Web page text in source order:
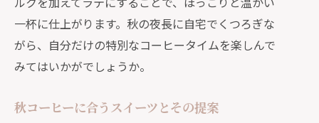
一杯に仕上がります。秋の夜長に自宅でくつろぎな
がら、自分だけの特別なコーヒータイムを楽しんで
みてはいかがでしょうか。
秋コーヒーに合うスイーツとその提案